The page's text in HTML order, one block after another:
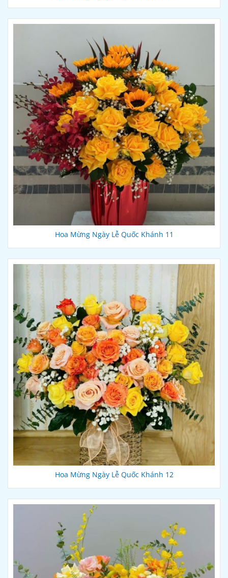
Hoa Mừng Ngày Lễ Quốc Khánh 11
Hoa Mừng Ngày Lễ Quốc Khánh 12